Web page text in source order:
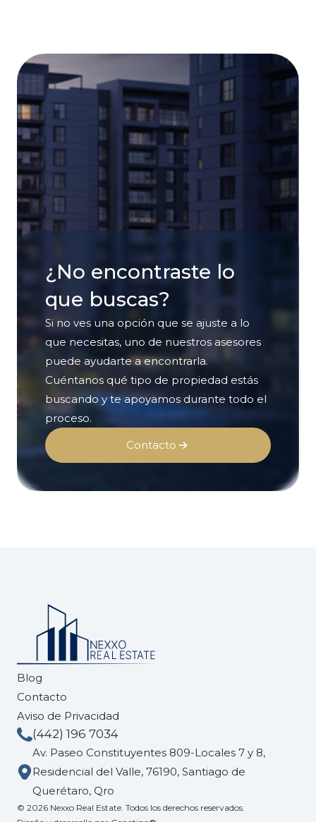
¿No encontraste lo
que buscas?
Si no ves una opción que se ajuste a lo
que necesitas, uno de nuestros asesores
puede ayudarte a encontrarla.
Cuéntanos qué tipo de propiedad estás
buscando y te apoyamos durante todo el
proceso.
Contacto
Blog
Contacto
Aviso de Privacidad
(442) 196 7034
Av. Paseo Constituyentes 809-Locales 7 y 8,
Residencial del Valle, 76190, Santiago de
Querétaro, Qro
© 2026 Nexxo Real Estate. Todos los derechos reservados.